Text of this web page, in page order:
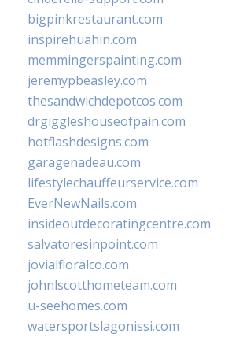
bigpinkrestaurant.com
inspirehuahin.com
memmingerspainting.com
jeremypbeasley.com
thesandwichdepotcos.com
drgiggleshouseofpain.com
hotflashdesigns.com
garagenadeau.com
lifestylechauffeurservice.com
EverNewNails.com
insideoutdecoratingcentre.com
salvatoresinpoint.com
jovialfloralco.com
johnlscotthometeam.com
u-seehomes.com
watersportslagonissi.com